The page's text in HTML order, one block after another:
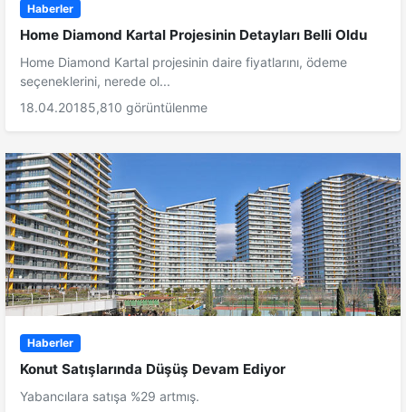
Haberler
Home Diamond Kartal Projesinin Detayları Belli Oldu
Home Diamond Kartal projesinin daire fiyatlarını, ödeme
seçeneklerini, nerede ol...
18.04.20185,810 görüntülenme
Haberler
Konut Satışlarında Düşüş Devam Ediyor
Yabancılara satışa %29 artmış.